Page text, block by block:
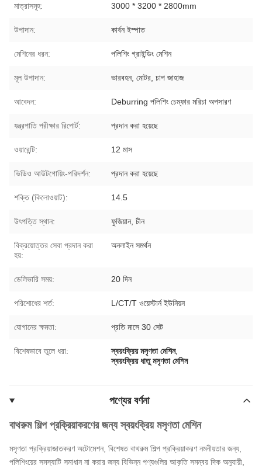
মাত্রাসমূহ: 3000 * 3200 * 2800mm
উপাদান: কার্বন ইস্পাত
মেশিনের ধরন: পলিশিং গ্রাইন্ডিং মেশিন
মূল উপাদান: ভারবহন, মোটর, চাপ জাহাজ
আবেদন: Deburring পলিশিং চেম্ফার মরিচা অপসারণ
যন্ত্রপাতি পরীক্ষার রিপোর্ট: প্রদান করা হয়েছে
ওয়ারেন্টি: 12 মাস
ভিডিও আউটগোয়িং-পরিদর্শন: প্রদান করা হয়েছে
শক্তি (কিলোওয়াট): 14.5
উৎপত্তি স্থান: ফুজিয়ান, চীন
বিক্রয়োত্তর সেবা প্রদান করা
হয়:
অনলাইন সমর্থন
ডেলিভারি সময়: 20 দিন
পরিশোধের শর্ত: L/CT/T ওয়েস্টার্ন ইউনিয়ন
যোগানের ক্ষমতা: প্রতি মাসে 30 সেট
বিশেষভাবে তুলে ধরা: স্বয়ংক্রিয় মসৃণতা মেশিন,
স্বয়ংক্রিয় ধাতু মসৃণতা মেশিন
পণ্যের বর্ণনা
বাথরুম শিল্প প্রক্রিয়াকরণের জন্য স্বয়ংক্রিয় মসৃণতা মেশিন
মসৃণতা প্রক্রিয়াজাতকরণ অটোমেশন, বিশেষত বাথরুম শিল্প প্রক্রিয়াকরণ নমনীয়তার জন্য,
পলিশিংয়ের সমস্যাটি সমাধান না করার জন্য বিভিন্ন পণ্যগুলির আকৃতি সমন্বয় দিক অনুযায়ী,